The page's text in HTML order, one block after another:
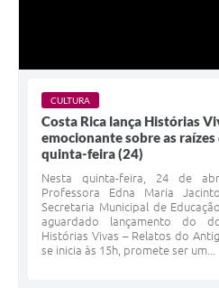
CULTURA
Costa Rica lança Histórias
emocionante sobre as
quinta-feira (24)
Nesta quinta-feira, 24 de
Professora Edna Maria
Secretaria Municipal de
aguardado lançamento do
Histórias Vivas – Relatos do
se inicia às 15h, promete ser um...